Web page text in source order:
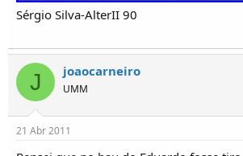
Sérgio Silva-AlterII 90
J joaocarneiro
UMM
21 Abr 2011